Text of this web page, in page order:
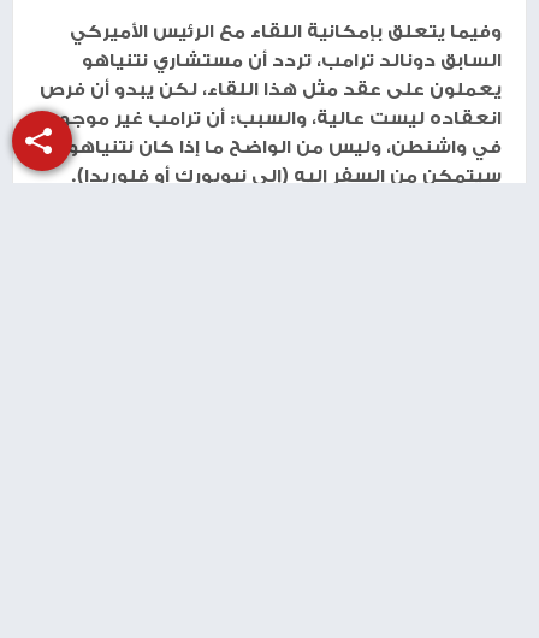
وفيما يتعلق بإمكانية اللقاء مع الرئيس الأميركي
السابق دونالد ترامب، تردد أن مستشاري نتنياهو
يعملون على عقد مثل هذا اللقاء، لكن يبدو أن فرص
انعقاده ليست عالية، والسبب: أن ترامب غير موجود
في واشنطن، وليس من الواضح ما إذا كان نتنياهو
سيتمكن من السفر إليه (إلى نيويورك أو فلوريدا).